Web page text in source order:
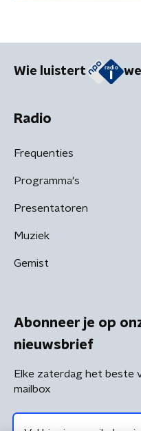
Wie luistert
Radio
Frequenties
Programma's
Presentatoren
Muziek
Gemist
Abonneer je op
nieuwsbrief
Elke zaterdag het beste
mailbox